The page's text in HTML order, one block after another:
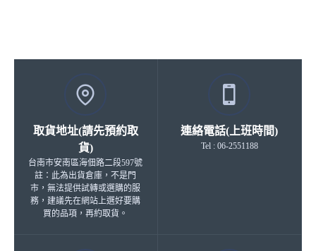
取貨地址(請先預約取
貨)
台南市安南區海佃路二段597號
註：此為出貨倉庫，不是門
市，無法提供試轉或選購的服
務，建議先在網站上選好要購
買的品項，再約取貨。
連絡電話(上班時間)
Tel : 06-2551188